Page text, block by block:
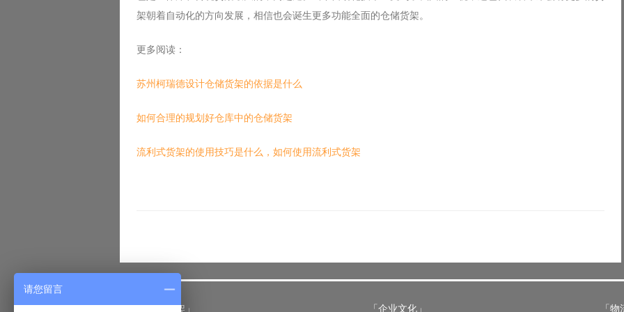
架朝着自动化的方向发展，相信也会诞生更多功能全面的仓储货架。
更多阅读：
苏州柯瑞德设计仓储货架的依据是什么
如何合理的规划好仓库中的仓储货架
流利式货架的使用技巧是什么，如何使用流利式货架
「仓储货架」 「企业文化」 「
请您留言